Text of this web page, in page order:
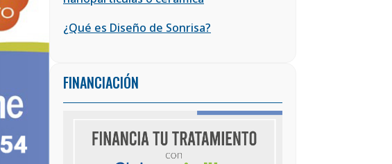
¿Qué es Diseño de Sonrisa?
FINANCIACIÓN